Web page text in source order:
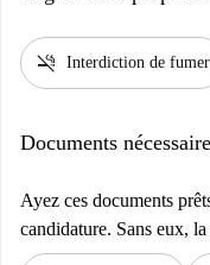
smoke_free Interdiction de fumer
Documents
Ayez ces documents
candidature. Sans eux,